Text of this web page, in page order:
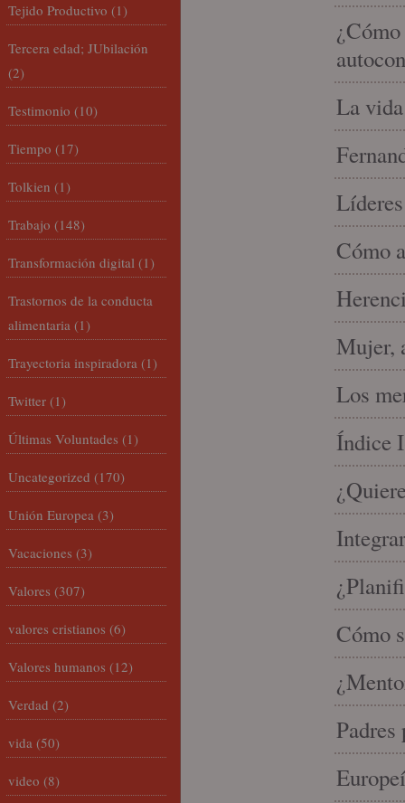
La
Cómo
Mujer,
Los
Índice
Cómo
Padres
Tejido Productivo (1)
Tercera edad; JUbilación
(2)
Testimonio (10)
Tiempo (17)
Tolkien (1)
Trabajo (148)
Transformación digital (1)
Trastornos de la conducta
alimentaria (1)
Trayectoria inspiradora (1)
Twitter (1)
Últimas Voluntades (1)
Uncategorized (170)
Unión Europea (3)
Vacaciones (3)
Valores (307)
valores cristianos (6)
Valores humanos (12)
Verdad (2)
vida (50)
video (8)